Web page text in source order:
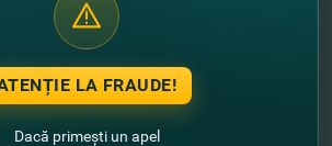
la credite pentru
LA FRAUDE!
Dacă primești un apel